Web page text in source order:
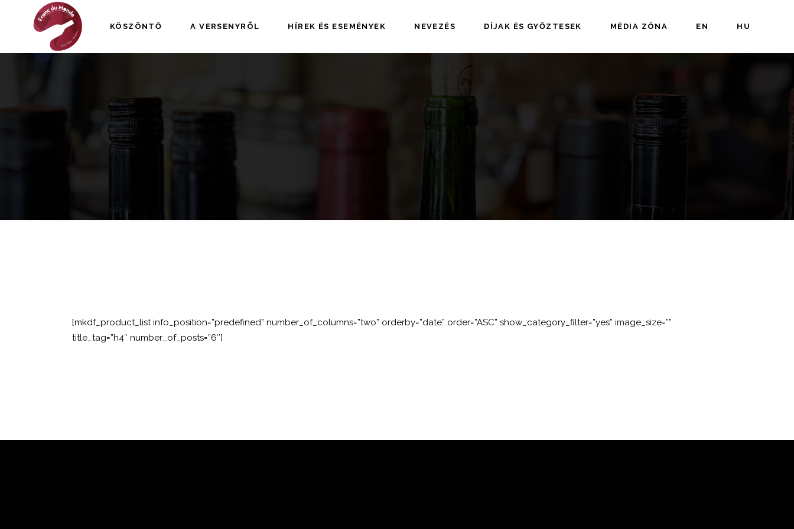
KÖSZÖNTŐ A VERSENYRÕL HÍREK ÉS ESEMÉNYEK NEVEZÉS DÍJAK ÉS GYŐZTESEK MÉDIA ZÓNA EN HU
[mkdf_product_list info_position=”predefined” number_of_columns=”two” orderby=”date” order=”ASC” show_category_filter=”yes” image_size=””
title_tag=”h4″ number_of_posts=”6″]